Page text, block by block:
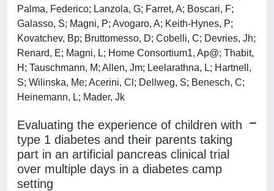
Palma, Federico; Lanzola, G; Farret, A; Boscari, F;
Galasso, S; Magni, P; Avogaro, A; Keith-Hynes, P;
Kovatchev, Bp; Bruttomesso, D; Cobelli, C; Devries, Jh;
Renard, E; Magni, L; Home Consortium1, Ap@; Thabit,
H; Tauschmann, M; Allen, Jm; Leelarathna, L; Hartnell,
S; Wilinska, Me; Acerini, Cl; Dellweg, S; Benesch, C;
Heinemann, L; Mader, Jk
Evaluating the experience of children with
type 1 diabetes and their parents taking
part in an artificial pancreas clinical trial
over multiple days in a diabetes camp
setting